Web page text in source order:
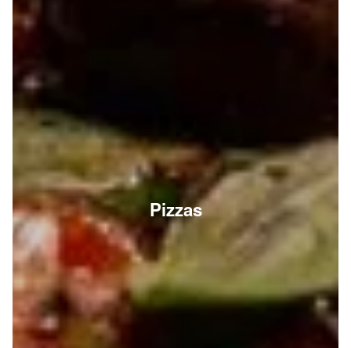
Pizzas